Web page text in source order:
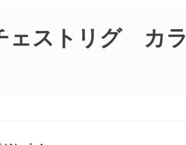
ェストリグ カラ